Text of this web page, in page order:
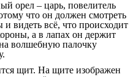
орел – царь, повелитель
что он должен смотреть
видеть всё, что происходит
а в лапах он держит
волшебную палочку
.
щит. На щите изображен